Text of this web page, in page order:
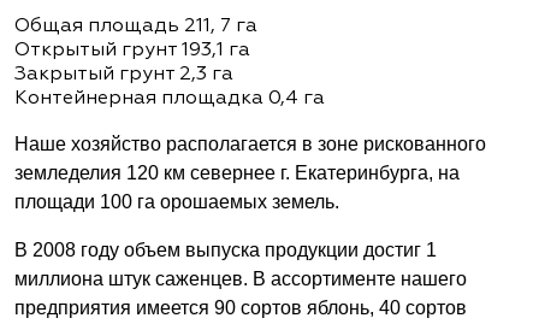
Общая площадь 211, 7 га
Открытый грунт 193,1 га
Закрытый грунт 2,3 га
Контейнерная площадка 0,4 га
Наше хозяйство располагается в зоне рискованного
земледелия 120 км севернее г. Екатеринбурга, на
площади 100 га орошаемых земель.
В 2008 году объем выпуска продукции достиг 1
миллиона штук саженцев. В ассортименте нашего
предприятия имеется 90 сортов яблонь, 40 сортов